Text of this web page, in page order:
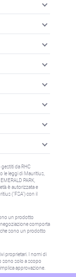
da RHC
le leggi di Mauritius,
PARK,
è autorizzata e
("FSA") con il
un prodotto
comporta
che sono un prodotto
proprietari. I nomi di
sono solo a scopo
approvazione.